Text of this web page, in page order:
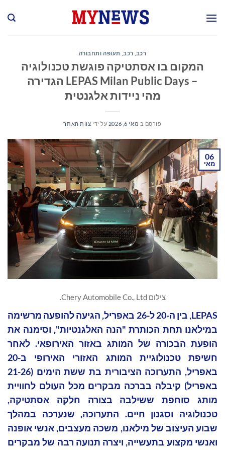
רכב רכב, תעופה ותחבורה
המקום בו אסתטיקה פוגשת טכנולוגיה
– LEPAS Milan Public Days הגדירה
מהי ניידות אלגנטית
פורסם ב מאי 6, 2026 על ידי צוות האתר
06
מאי
צילום Chery Automobile Co., Ltd.
LEPAS, בין ה-20 ל-26 באפריל, הגיעה להופעה מרשימה
במילאנו תחת הכותרת "הנה האלגנטיות", וסימנה את
הופעת הבכורה של המותג באזור האירופאי. לאחר
חשיפת טכנולוגיית המותג האזורי האירופי ב-20
באפריל, התערוכה הציבורית בת ששת הימים (21-26
באפריל) קיבלה בברכה מבקרים מכל העולם לחוויית
מותג סוחפת ששילבה בצורה חלקה אסתטיקה,
טכנולוגיה וסגנון חיים. התערוכה, שנערכה במהלך
שבוע העיצוב של מילאנו, משכה מעצבים, אנשי אופנה
ואנשי מקצוע בתעשייה, ויצרה תנועה רבה של מבקרים